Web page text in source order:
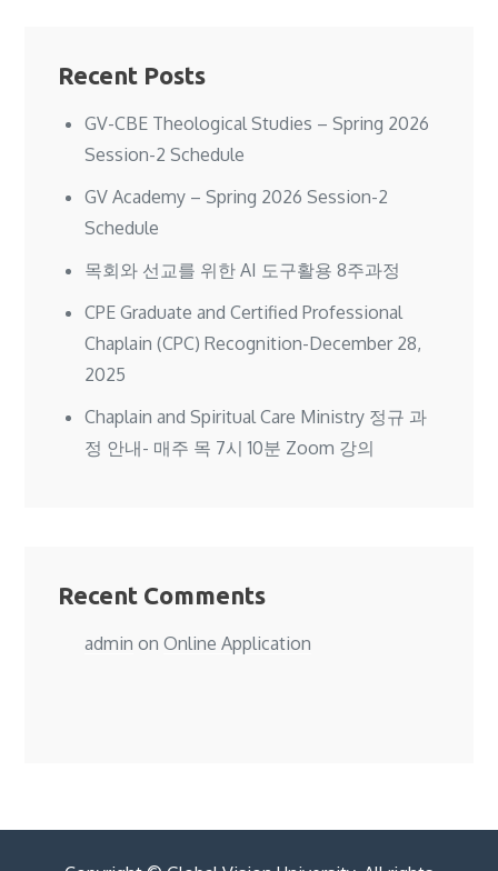
Recent Posts
GV-CBE Theological Studies – Spring 2026
Session-2 Schedule
GV Academy – Spring 2026 Session-2
Schedule
목회와 선교를 위한 AI 도구활용 8주과정
CPE Graduate and Certified Professional
Chaplain (CPC) Recognition-December 28,
2025
Chaplain and Spiritual Care Ministry 정규 과
정 안내- 매주 목 7시 10분 Zoom 강의
Recent Comments
admin onOnline Application